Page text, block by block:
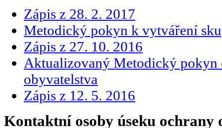
Zápis z 28. 2. 2017
Metodický pokyn k vytváření
Zápis z 27. 10. 2016
Aktualizovaný Metodický pokyn
obyvatelstva
Zápis z 12. 5. 2016
Kontaktní osoby úseku ochrany